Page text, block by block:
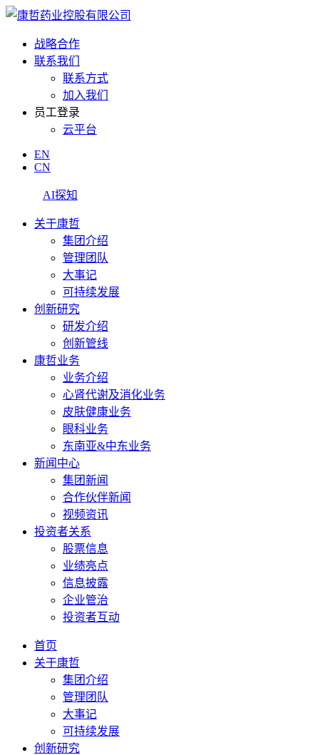
战略合作
联系我们
联系方式
加入我们
员工登录
云平台
EN
CN
AI探知
关于康哲
集团介绍
管理团队
大事记
可持续发展
创新研究
研发介绍
创新管线
康哲业务
业务介绍
心肾代谢及消化业务
皮肤健康业务
眼科业务
东南亚&中东业务
新闻中心
集团新闻
合作伙伴新闻
视频资讯
投资者关系
股票信息
业绩亮点
信息披露
企业管治
投资者互动
首页
关于康哲
集团介绍
管理团队
大事记
可持续发展
创新研究